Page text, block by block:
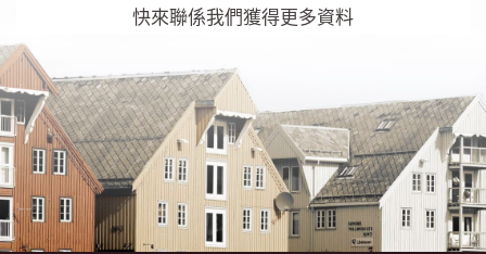
快來聯係我們獲得更多資料